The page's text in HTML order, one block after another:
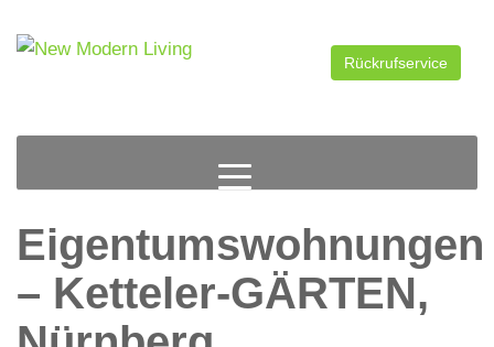
Inhalt
springen
Rückrufservice
Eigentumswohnungen
– Ketteler-GÄRTEN,